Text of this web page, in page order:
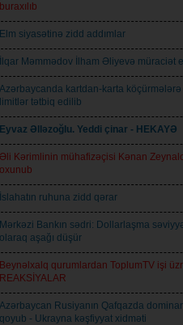
buraxılıb
Elm siyasətinə zidd addımlar
İlqar Məmmədov İlham Əliyevə müraciət
Azərbaycanda kartdan-karta köçürmələrə
limitlər tətbiq edilib
Eyvaz Əlləzoğlu. Yeddi çinar - HEKAYƏ
Əli Kərimlinin mühafizəçisi Kənan
oxunub
İslahatın ruhuna zidd qərar
Mərkəzi Bankın sədri: Dollarlaşma
olaraq aşağı düşür
Beynəlxalq qurumlardan ToplumTV işi
REAKSİYALAR
Azərbaycan Rusiyanın Qafqazda
qoyub - Ukrayna kəşfiyyat xidməti